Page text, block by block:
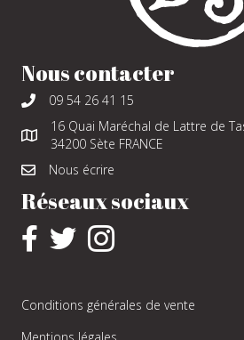
Nous contacter
09 54 26 41 15
16 Quai Maréchal de Lattre de
34200 Sète FRANCE
Nous écrire
Réseaux sociaux
Conditions générales de vente